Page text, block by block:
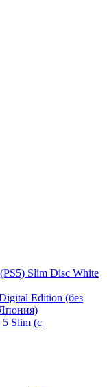
Slim Disc White
Edition (без
5 Slim (с